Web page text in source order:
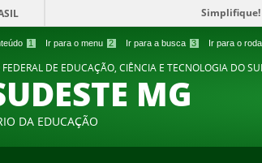
1 Ir para o menu 2 Ir para a busca 3 Ir para o
Simplifique!
DE EDUCAÇÃO, CIÊNCIA E TECNOLOGIA DO
MG
DA EDUCAÇÃO